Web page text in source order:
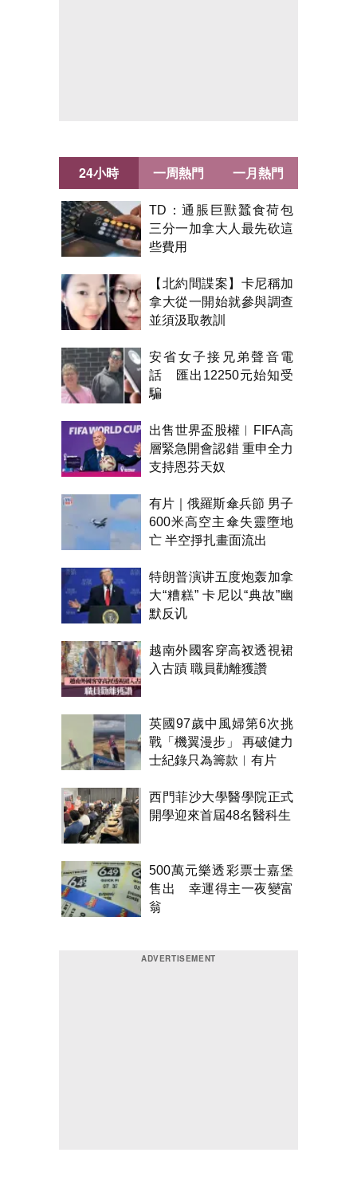
24小時
TD：通脹巨獸蠶食荷包
三分一加拿大人最先砍這
些費用
【北約間諜案】卡尼稱加
拿大從一開始就參與調查
並須汲取教訓
安省女子接兄弟聲音電
話 匯出12250元始知受
騙
出售世界盃股權︱FIFA高
層緊急開會認錯 重申全力
支持恩芬天奴
有片｜俄羅斯傘兵節 男子
600米高空主傘失靈墮地
亡 半空掙扎畫面流出
特朗普演讲五度炮轰加拿
大“糟糕” 卡尼以“典故”幽
默反讥
越南外國客穿高衩透視裙
入古蹟 職員勸離獲讚
英國97歲中風婦第6次挑
戰「機翼漫步」 再破健力
士紀錄只為籌款︱有片
西門菲沙大學醫學院正式
開學迎來首屆48名醫科生
500萬元樂透彩票士嘉堡
售出 幸運得主一夜變富
翁
一周熱門 一月熱門